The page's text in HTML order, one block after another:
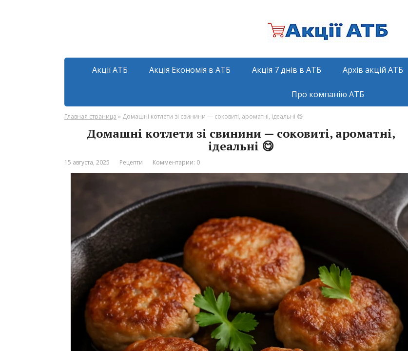
Акції АТБ Акція Економія в АТБ Акція 7 днів в АТБ Архів акцій АТБ
Про компанію АТБ
Главная страница » Домашні котлети зі свинини — соковиті, ароматні, ідеальні 😋
Домашні котлети зі свинини — соковиті, ароматні,
ідеальні 😋
15 августа, 2025 Рецепти Комментарии: 0